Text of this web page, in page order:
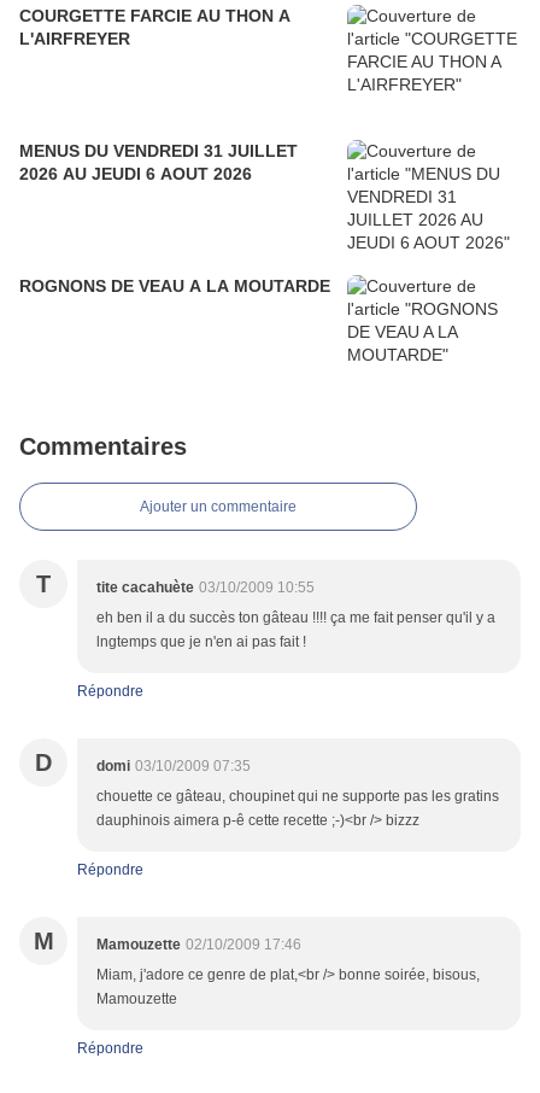
COURGETTE FARCIE AU THON A
L'AIRFREYER
MENUS DU VENDREDI 31 JUILLET
2026 AU JEUDI 6 AOUT 2026
ROGNONS DE VEAU A LA MOUTARDE
Commentaires
Ajouter un commentaire
T tite cacahuète 03/10/2009 10:55
eh ben il a du succès ton gâteau !!!! ça me fait penser qu'il y a
lngtemps que je n'en ai pas fait !
Répondre
D domi 03/10/2009 07:35
chouette ce gâteau, choupinet qui ne supporte pas les gratins
dauphinois aimera p-ê cette recette ;-)<br /> bizzz
Répondre
M Mamouzette 02/10/2009 17:46
Miam, j'adore ce genre de plat,<br /> bonne soirée, bisous,
Mamouzette
Répondre